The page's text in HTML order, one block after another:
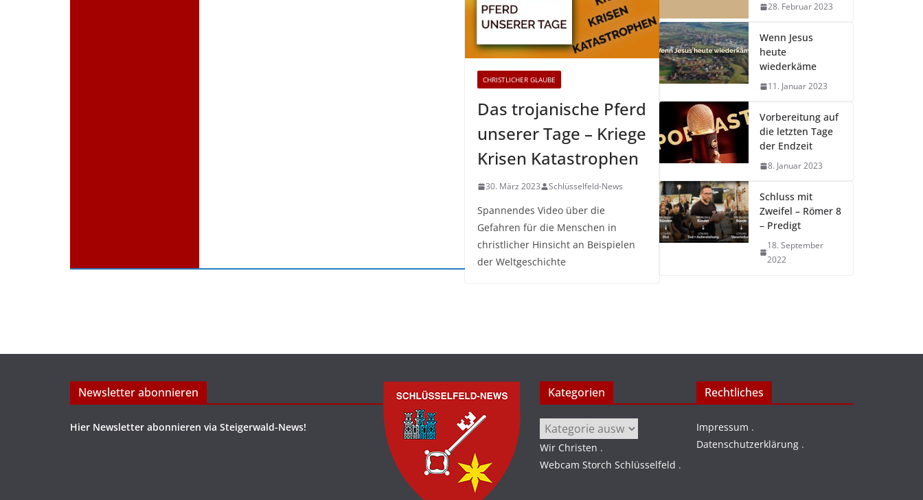
CHRISTLICHER GLAUBE
Das trojanische Pferd
unserer Tage – Kriege
Krisen Katastrophen
30. März 2023 Schlüsselfeld-News
Spannendes Video über die
Gefahren für die Menschen in
christlicher Hinsicht an Beispielen
der Weltgeschichte
28. Februar 2023
Wenn Jesus
heute
wiederkäme
11. Januar 2023
Vorbereitung auf
die letzten Tage
der Endzeit
8. Januar 2023
Schluss mit
Zweifel – Römer 8
– Predigt
18. September
2022
Newsletter abonnieren
Hier Newsletter abonnieren via Steigerwald-News!
Kategorien
Kategorien
Wir Christen .
Webcam Storch Schlüsselfeld .
Rechtliches
Impressum .
Datenschutzerklärung .